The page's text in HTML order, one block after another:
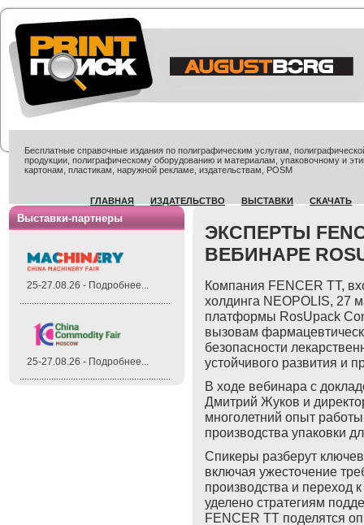
Бесплатные справочные издания по полиграфическим услугам,
продукции, полиграфическому оборудованию и материалам, упаковочному и
картонам, пластикам, наружной рекламе, издательствам, POSM
ГЛАВНАЯ ИЗДАТЕЛЬСТВО ВЫСТАВКИ СКАЧАТЬ
Выставки-партнеры
25-27.08.26 - Подробнее...
25-27.08.26 - Подробнее...
ЭКСПЕРТЫ
ВЕБИНАРЕ
Компания FENCER TT,
холдинга NEOPOLIS, 27
платформы RosUpack
вызовам
безопасности
устойчивого развития и
В ходе вебинара с
Дмитрий Жуков и
многолетний опыт
производства упаковки
Спикеры разберут
включая ужесточение
производства и переход
уделено стратегиям
FENCER TT поделятся